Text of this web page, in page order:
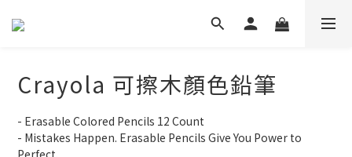
Crayola 可擦木顏色鉛筆
- Erasable Colored Pencils 12 Count
- Mistakes Happen. Erasable Pencils Give You Power to
Perfect.